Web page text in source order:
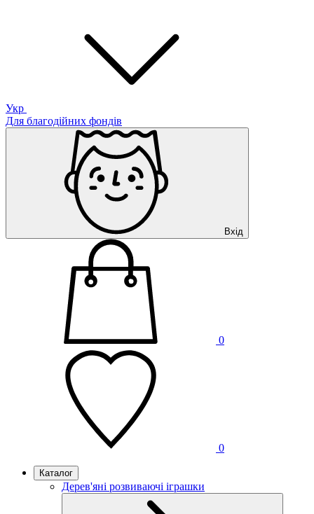
Укр
Для благодійних фондів
Вхід
0
0
Каталог
Дерев'яні розвиваючі іграшки